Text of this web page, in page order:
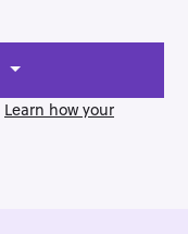
Learn how your